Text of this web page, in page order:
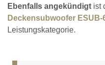
Ebenfalls angekündigt ist
Deckensubwoofer ESUB-
Leistungskategorie.